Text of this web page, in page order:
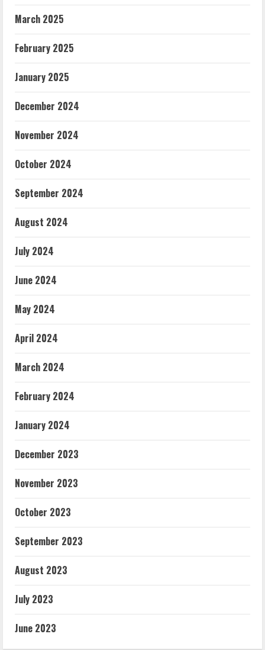
March 2025
February 2025
January 2025
December 2024
November 2024
October 2024
September 2024
August 2024
July 2024
June 2024
May 2024
April 2024
March 2024
February 2024
January 2024
December 2023
November 2023
October 2023
September 2023
August 2023
July 2023
June 2023